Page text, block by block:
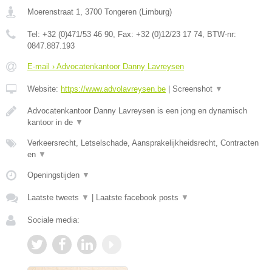
Moerenstraat 1 3700 Tongeren ( Limburg)
Tel: +32 (0)471/53 46 90 , Fax: +32 (0)12/23 17 74 , BTW-nr:
0847.887.193
E-mail › Advocatenkantoor Danny Lavreysen
Website: https://www.advolavreysen.be Screenshot ▼
Advocatenkantoor Danny Lavreysen is een jong en dynamisch
kantoor in de ▼
Verkeersrecht, Letselschade, Aansprakelijkheidsrecht, Contracten
en ▼
Openingstijden ▼
Laatste tweets ▼ Laatste facebook posts ▼
Sociale media: